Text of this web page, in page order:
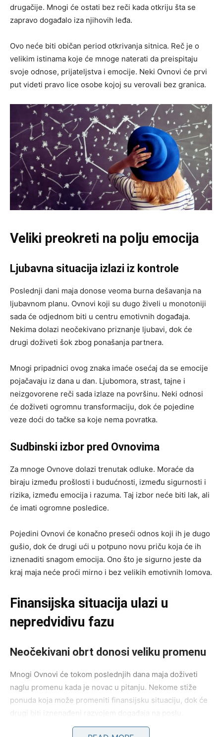
drugačije. Mnogi će ostati bez reči kada otkriju šta se
zapravo događalo iza njihovih leđa.
Ovo neće biti običan period otkrivanja sitnica. Reč je o
velikim istinama koje će mnoge naterati da preispitaju
svoje odnose, prijateljstva i emocije. Neki Ovnovi će prvi
put videti pravo lice osobe kojoj su verovali bez granica.
Veliki preokreti na polju emocija
Ljubavna situacija izlazi iz kontrole
Poslednji dani maja donose veoma burna dešavanja na
ljubavnom planu. Ovnovi koji su dugo živeli u monotoniji
sada će odjednom biti u centru emotivnih događaja.
Nekima dolazi neočekivano priznanje ljubavi, dok će
drugi doživeti šok zbog ponašanja partnera.
Mnogi pripadnici ovog znaka imaće osećaj da se emocije
pojačavaju iz dana u dan. Ljubomora, strast, tajne i
neizgovorene reči sada izlaze na površinu. Neki odnosi
će doživeti ogromnu transformaciju, dok će pojedine
veze doći do tačke sa koje nema povratka.
Sudbinski izbor pred Ovnovima
Za mnoge Ovnove dolazi trenutak odluke. Moraće da
biraju između prošlosti i budućnosti, između sigurnosti i
rizika, između emocija i razuma. Taj izbor neće biti lak, ali
će imati ogromne posledice.
Pojedini Ovnovi će konačno preseći odnos koji ih je dugo
gušio, dok će drugi ući u potpuno novu priču koja će ih
iznenaditi snagom emocija. Ono što je sigurno jeste da
kraj maja neće proći mirno i bez velikih emotivnih lomova.
Finansijska situacija ulazi u
nepredvidivu fazu
Neočekivani obrt donosi veliku promenu
Mnogi Ovnovi će tokom poslednjih dana maja doživeti
naglu promenu kada je novac u pitanju. Nekome stiže
ponuda koja može promeniti finansijsku situaciju, dok će
drugi biti iznenađeni razvojem događaja na poslu.